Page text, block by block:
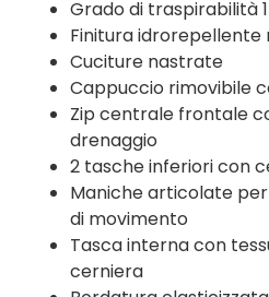
Grado di traspirabilità
Finitura idrorepellente
Cuciture nastrate
Cappuccio rimovibile
Zip centrale frontale
drenaggio
2 tasche inferiori con
Maniche articolate
di movimento
Tasca interna con
cerniera